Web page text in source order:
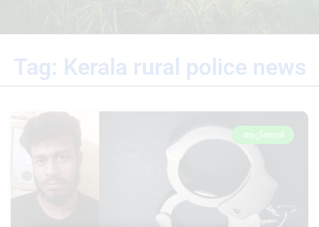
Tag: Kerala rural police news
ആറ്റിങ്ങൽ